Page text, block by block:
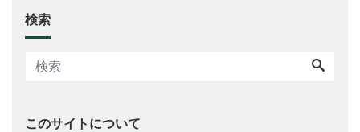
検索
このサイトについて